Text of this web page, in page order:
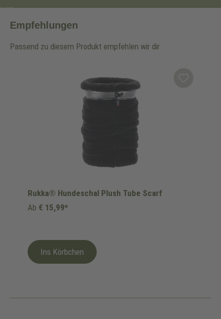
Empfehlungen
Passend zu diesem Produkt empfehlen wir dir
Rukka® Hundeschal Plush Tube Scarf
Ab € 15,99*
Ins Körbchen